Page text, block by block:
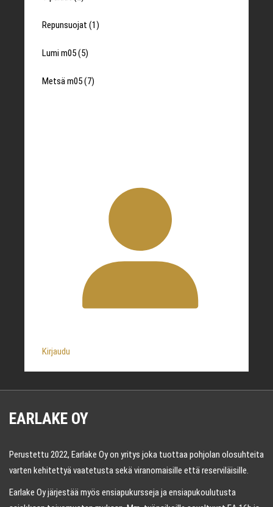
Repunsuojat 11
Lumi m05 55
Metsä m05 77
Kirjaudu
EARLAKE OY
Perustettu 2022, Earlake Oy on yritys joka tuottaa pohjolan olosuhteita
varten kehitettyä vaatetusta sekä viranomaisille että reserviläisille.
Earlake Oy järjestää myös ensiapukursseja ja ensiapukoulutusta